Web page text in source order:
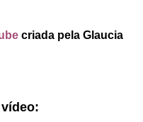
criada pela Glaucia